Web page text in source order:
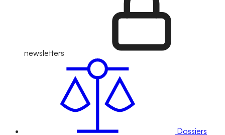
newsletters
Dossiers